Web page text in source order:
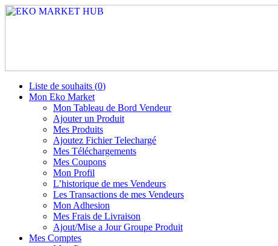
Liste de souhaits (0)
Mon Eko Market
Mon Tableau de Bord Vendeur
Ajouter un Produit
Mes Produits
Ajoutez Fichier Telechargé
Mes Téléchargements
Mes Coupons
Mon Profil
L’historique de mes Vendeurs
Les Transactions de mes Vendeurs
Mon Adhesion
Mes Frais de Livraison
Ajout/Mise a Jour Groupe Produit
Mes Comptes